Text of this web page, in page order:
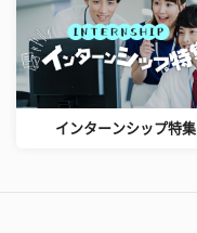
インターンシップ特集